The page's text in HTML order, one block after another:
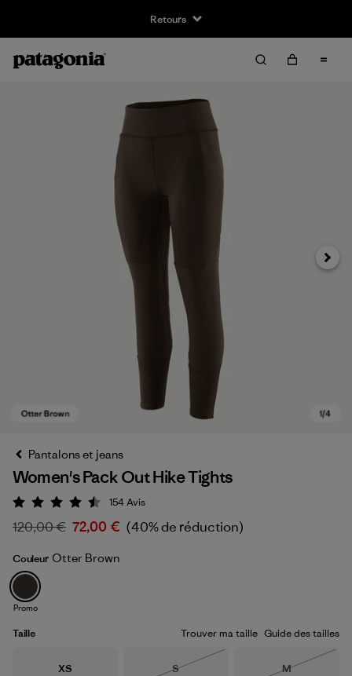
Retours
Otter Brown
Pantalons et jeans
Women's Pack Out Hike Tights
Évaluation: 4.5 / 5
154Avis
120,00 € 72,00 € (40% de réduction)
Couleur Otter Brown
Promo
Taille Trouver ma taille Guide des tailles
Taille
XS Taille
S
Taille
M